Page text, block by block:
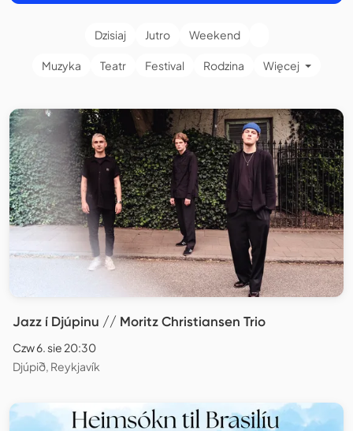
Dzisiaj Jutro Weekend
Muzyka Teatr Festival Rodzina Więcej
Jazz í Djúpinu // Moritz Christiansen Trio
Czw 6. sie 20:30
Djúpið, Reykjavík